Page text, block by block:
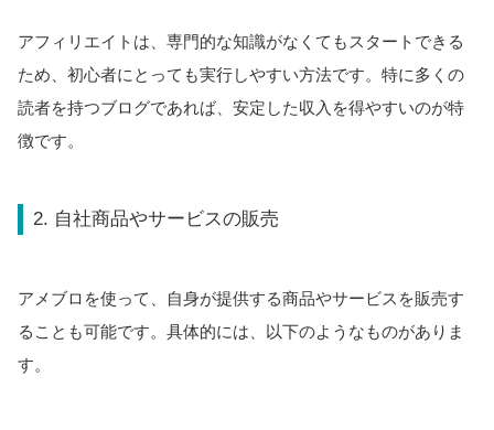
アフィリエイトは、専門的な知識がなくてもスタートできる
ため、初心者にとっても実行しやすい方法です。特に多くの
読者を持つブログであれば、安定した収入を得やすいのが特
徴です。
2. 自社商品やサービスの販売
アメブロを使って、自身が提供する商品やサービスを販売す
ることも可能です。具体的には、以下のようなものがありま
す。